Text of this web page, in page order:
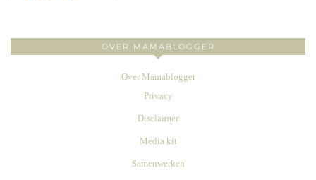
OVER MAMABLOGGER
Over Mamablogger
Privacy
Disclaimer
Media kit
Samenwerken